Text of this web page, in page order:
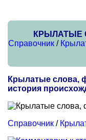
КРЫЛАТЫЕ
Справочник/
Крылатые слова,
история
Справочник /